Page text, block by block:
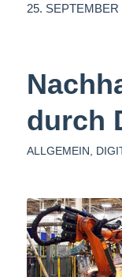
25. SEPTEMBER
durch
ALLGEMEIN